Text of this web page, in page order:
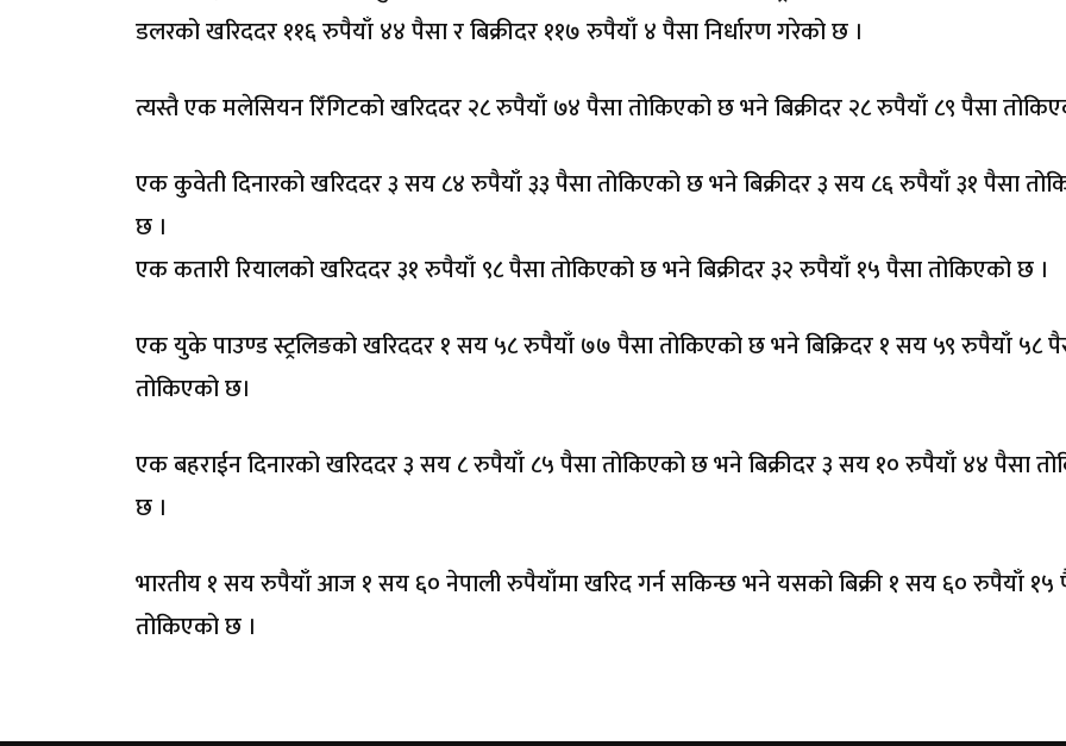
डलरको खरिददर ११६ रुपैयाँ ४४ पैसा र बिक्रीदर ११७ रुपैयाँ ४ पैसा निर्धारण गरेको छ ।
त्यस्तै एक मलेसियन रिँगिटको खरिददर २८ रुपैयाँ ७४ पैसा तोकिएको छ भने बिक्रीदर २८ रुपैयाँ ८९ पैसा
एक कुवेती दिनारको खरिददर ३ सय ८४ रुपैयाँ ३३ पैसा तोकिएको छ भने बिक्रीदर ३ सय ८६ रुपैयाँ ३१ पैसा
छ ।
एक कतारी रियालको खरिददर ३१ रुपैयाँ ९८ पैसा तोकिएको छ भने बिक्रीदर ३२ रुपैयाँ १५ पैसा तोकिएको छ ।
एक युके पाउण्ड स्ट्रलिङको खरिददर १ सय ५८ रुपैयाँ ७७ पैसा तोकिएको छ भने बिक्रिदर १ सय ५९ रुपैयाँ ५८
तोकिएको छ।
एक बहराईन दिनारको खरिददर ३ सय ८ रुपैयाँ ८५ पैसा तोकिएको छ भने बिक्रीदर ३ सय १० रुपैयाँ ४४ पैसा
छ ।
भारतीय १ सय रुपैयाँ आज १ सय ६० नेपाली रुपैयाँमा खरिद गर्न सकिन्छ भने यसको बिक्री १ सय ६० रुपैयाँ १५
तोकिएको छ ।